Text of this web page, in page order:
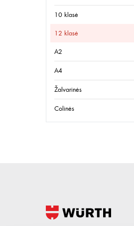
10 klasė
12 klasė
a2
a4
žalvarinės
colinės